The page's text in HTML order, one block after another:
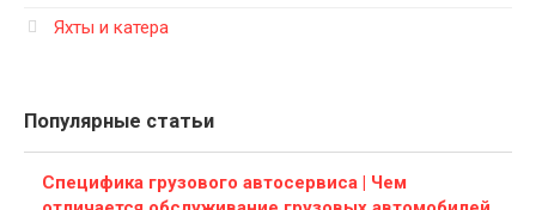
Яхты и катера
Популярные статьи
Специфика грузового автосервиса | Чем